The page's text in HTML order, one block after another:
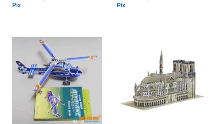
Pix
Pix